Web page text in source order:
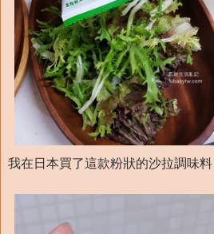
我在日本買了這款粉狀的沙拉調味料